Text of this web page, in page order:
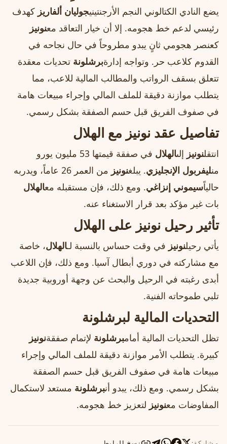
يضع النادي الكتالوني النجم الأرجنتينيجوليان ألفاريز كهدف
رئيسي لدعم خط هجومه. إلا أن خيار التعاقد معنونيز
كعنصر هجومي ثانٍ يبدو مطروحاً في حال نجاحه في
القدوم كلاعب حر. وتواجه إدارةبرشلونة تحديات معقدة
تتعلق بسقف الرواتب والمطالب المالية للاعب، مما
يتطلب موازنة دقيقة للملف المالي وإجراء مبيعات هامة
في صفوف الفريق قبل حسم الصفقة بشكل رسمي.
تفاصيل عقد نونيز مع الهلال
انتقلنونيز إلىالهلال
في صفقة قيمتها 53 مليون يورو
منليفربول الإنجليزي. يبلغنونيز
من العمر 26 عاماً، ويدربه
حالياًسيموني إنزاغي. ومع ذلك، فإن مستقبله معالهلال
بات غير مؤكد بعد قرار الاستغناء عنه.
تأثير رحيل نونيز على الهلال
يأتي رحيلنونيز في وقت حساس بالنسبة لـالهلال، خاصة
مع مشاركته في دوري أبطال آسيا. ومع ذلك، فإن اللاعب
أبدى رغبته في الرحيل والبحث عن وجهة أوروبية جديدة
تلبي طموحاته الفنية.
التحديات المالية لبرشلونة
تظل التحديات المالية أمامبرشلونة لإتمام صفقةنونيز
كبيرة. يتطلب الأمر موازنة دقيقة للملف المالي وإجراء
مبيعات هامة في صفوف الفريق قبل حسم الصفقة
بشكل رسمي. ومع ذلك، يبدو أنبرشلونة مستعد لاستكمال
المفاوضات معنونيز لتعزيز خط هجومه.